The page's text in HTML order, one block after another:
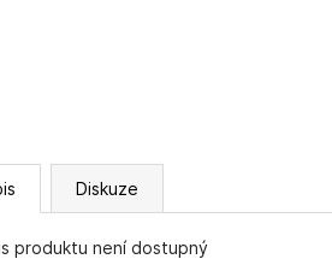
Diskuze
produktu není dostupný